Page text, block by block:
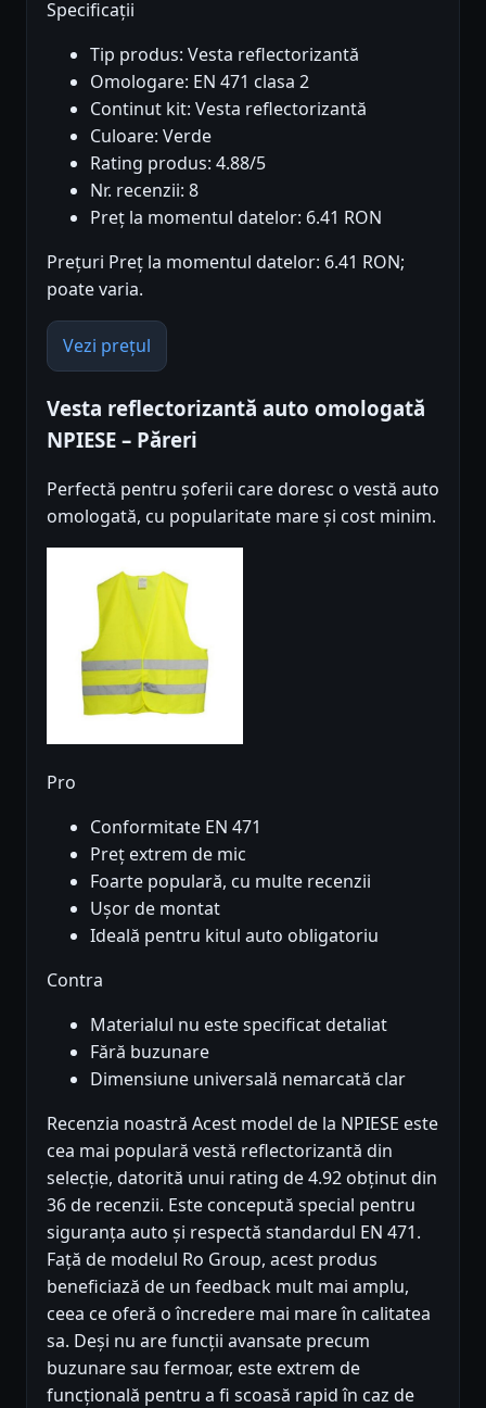
Specificații
Tip produs: Vesta reflectorizantă
Omologare: EN 471 clasa 2
Continut kit: Vesta reflectorizantă
Culoare: Verde
Rating produs: 4.88/5
Nr. recenzii: 8
Preț la momentul datelor: 6.41 RON
Prețuri Preț la momentul datelor: 6.41 RON;
poate varia.
Vezi prețul
Vesta reflectorizantă auto omologată
NPIESE – Păreri
Perfectă pentru șoferii care doresc o vestă auto
omologată, cu popularitate mare și cost minim.
Pro
Conformitate EN 471
Preț extrem de mic
Foarte populară, cu multe recenzii
Ușor de montat
Ideală pentru kitul auto obligatoriu
Contra
Materialul nu este specificat detaliat
Fără buzunare
Dimensiune universală nemarcată clar
Recenzia noastră Acest model de la NPIESE este
cea mai populară vestă reflectorizantă din
selecție, datorită unui rating de 4.92 obținut din
36 de recenzii. Este concepută special pentru
siguranța auto și respectă standardul EN 471.
Față de modelul Ro Group, acest produs
beneficiază de un feedback mult mai amplu,
ceea ce oferă o încredere mai mare în calitatea
sa. Deși nu are funcții avansate precum
buzunare sau fermoar, este extrem de
funcțională pentru a fi scoasă rapid în caz de